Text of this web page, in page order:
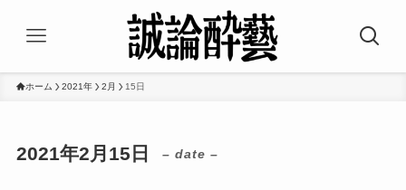
ホーム 2021年 2月 15日
2021年2月15日 – date –